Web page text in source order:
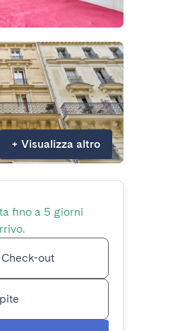
+ Visualizza altro
fino a 5 giorni
Check-out